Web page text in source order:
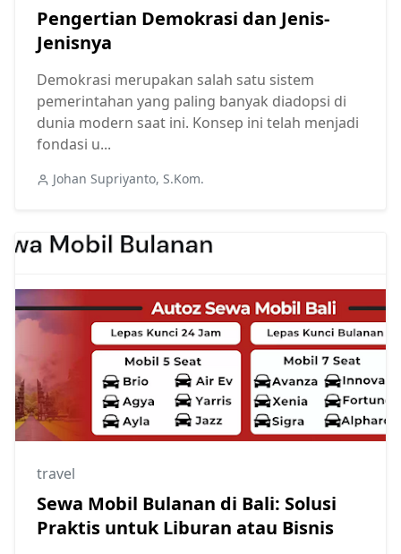
Pengertian Demokrasi dan Jenis-
Jenisnya
Demokrasi merupakan salah satu sistem
pemerintahan yang paling banyak diadopsi di
dunia modern saat ini. Konsep ini telah menjadi
fondasi u...
Johan Supriyanto, S.Kom.
travel
Sewa Mobil Bulanan di Bali: Solusi
Praktis untuk Liburan atau Bisnis